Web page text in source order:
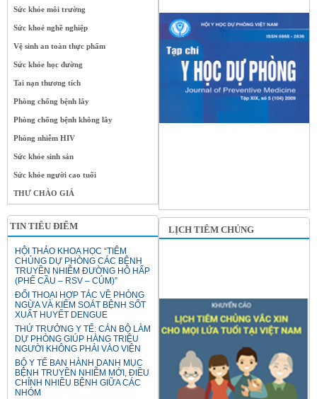
Sức khỏe môi trường
Sức khoẻ nghề nghiệp
Vệ sinh an toàn thực phẩm
Sức khỏe học đường
Tai nạn thương tích
Phòng chống bệnh lây
Phòng chống bệnh không lây
Phòng nhiễm HIV
Sức khỏe sinh sản
Sức khỏe người cao tuổi
THƯ CHÀO GIÁ
TIN TIÊU ĐIỂM
HỘI THẢO KHOA HỌC “TIÊM
CHỦNG DỰ PHÒNG CÁC BỆNH
TRUYỀN NHIỄM ĐƯỜNG HÔ HẤP
(PHẾ CẦU – RSV – CÚM)”
ĐỐI THOẠI HỢP TÁC VỀ PHÒNG
NGỪA VÀ KIỂM SOÁT BỆNH SỐT
XUẤT HUYẾT DENGUE
THỨ TRƯỞNG Y TẾ: CÁN BỘ LÀM
DỰ PHÒNG GIÚP HÀNG TRIỆU
NGƯỜI KHÔNG PHẢI VÀO VIỆN
BỘ Y TẾ BAN HÀNH DANH MỤC
BỆNH TRUYỀN NHIỄM MỚI, ĐIỀU
CHỈNH NHIỀU BỆNH GIỮA CÁC
NHÓM
LỊCH TIÊM CHỦNG